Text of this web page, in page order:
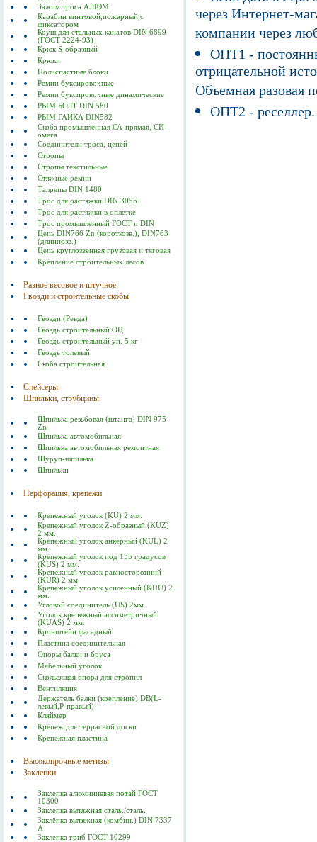
Зажим троса АЛЮМ.
Карабин винтовой,пожарный,с
фиксатором
Коуш для стальных канатов DIN 6899
(ГОСТ 2224-93)
Крюк S-образный
Крюки
Полиспастные блоки
Ремни буксировочные
Ремни буксировочные динамические
РЫМ БОЛТ DIN 580
РЫМ ГАЙКА DIN582
Скоба промышленная СА-прямая, СИ-
омега
Соединители троса, цепей
Стропы
Стропы текстильные
Стяжные ремни
Талрепы DIN 1480
Трос для растяжки DIN 3055
Трос для растяжки в оплетке
Трос промышленный ГОСТ и DIN
Цепь DIN766 Zn (короткозв.), DIN763
(длиннозв.)
Цепь круглозвенная грузовая и тяговая
Крепление строительных лесов
Разное весовое и штучное
Гвозди и строительные скобы
Гвозди (Ревда)
Гвоздь строительный ОЦ.
Гвоздь строительный уп. 5 кг
Гвоздь толевый
Скоба строительная
Спейсеры
Шпильки, струбцины
Шпилька резьбовая (штанга) DIN 975
Zn
Шпилька автомобильная
Шпилька автомобильная ремонтная
Шуруп-шпилька
Шпильки
Перфорация, крепежи
Крепежный уголок (KU) 2 мм.
Крепежный уголок Z-образный (KUZ)
2 мм.
Крепежный уголок анкерный (KUL) 2
мм.
Крепежный уголок под 135 градусов
(KUS) 2 мм.
Крепежный уголок равносторонний
(KUR) 2 мм.
Крепежный уголок усиленный (KUU) 2
мм.
Угловой соединитель (US) 2мм
Уголок крепежный ассиметричный
(KUAS) 2 мм.
Кронштейн фасадный
Пластина соединительная
Опоры балки и бруса
Мебельный уголок
Скользящая опора для стропил
Вентиляция
Держатель балки (крепление) DB(L-
левый,P-правый)
Кляймер
Крепеж для террасной доски
Крепежная пластина
Высокопрочные метизы
Заклепки
Заклепка алюминиевая потай ГОСТ
10300
Заклепка вытяжная сталь./сталь.
Заклёпка вытяжная (комбин.) DIN 7337
А
Заклепка гриб ГОСТ 10299
через Интернет-
компании через
ОПТ1 -
отрицательной
Объемная разовая
ОПТ2 -